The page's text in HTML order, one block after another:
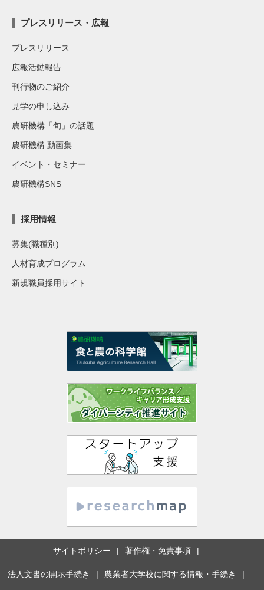
プレスリリース・広報
プレスリリース
広報活動報告
刊行物のご紹介
見学の申し込み
農研機構「旬」の話題
農研機構 動画集
イベント・セミナー
農研機構SNS
採用情報
募集(職種別)
人材育成プログラム
新規職員採用サイト
サイトポリシー 著作権・免責事項
法人文書の開示手続き 農業者大学校に関する情報・手続き